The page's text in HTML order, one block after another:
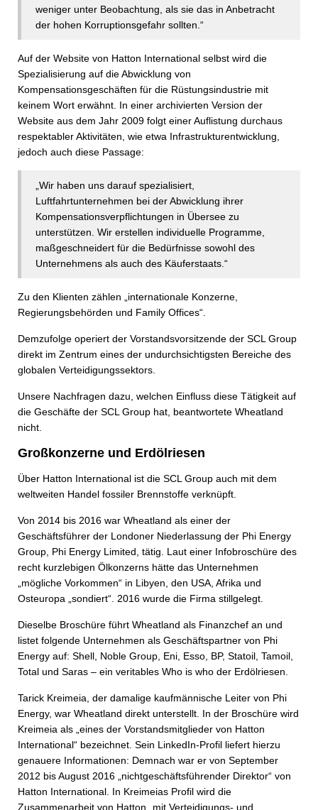
weniger unter Beobachtung, als sie das in Anbetracht
der hohen Korruptionsgefahr sollten.“
Auf der Website von Hatton International selbst wird die
Spezialisierung auf die Abwicklung von
Kompensationsgeschäften für die Rüstungsindustrie mit
keinem Wort erwähnt. In einer archivierten Version der
Website aus dem Jahr 2009 folgt einer Auflistung durchaus
respektabler Aktivitäten, wie etwa Infrastrukturentwicklung,
jedoch auch diese Passage:
„Wir haben uns darauf spezialisiert,
Luftfahrtunternehmen bei der Abwicklung ihrer
Kompensationsverpflichtungen in Übersee zu
unterstützen. Wir erstellen individuelle Programme,
maßgeschneidert für die Bedürfnisse sowohl des
Unternehmens als auch des Käuferstaats.“
Zu den Klienten zählen „internationale Konzerne,
Regierungsbehörden und Family Offices“.
Demzufolge operiert der Vorstandsvorsitzende der SCL Group
direkt im Zentrum eines der undurchsichtigsten Bereiche des
globalen Verteidigungssektors.
Unsere Nachfragen dazu, welchen Einfluss diese Tätigkeit auf
die Geschäfte der SCL Group hat, beantwortete Wheatland
nicht.
Großkonzerne und Erdölriesen
Über Hatton International ist die SCL Group auch mit dem
weltweiten Handel fossiler Brennstoffe verknüpft.
Von 2014 bis 2016 war Wheatland als einer der
Geschäftsführer der Londoner Niederlassung der Phi Energy
Group, Phi Energy Limited, tätig. Laut einer Infobroschüre des
recht kurzlebigen Ölkonzerns hätte das Unternehmen
„mögliche Vorkommen“ in Libyen, den USA, Afrika und
Osteuropa „sondiert“. 2016 wurde die Firma stillgelegt.
Dieselbe Broschüre führt Wheatland als Finanzchef an und
listet folgende Unternehmen als Geschäftspartner von Phi
Energy auf: Shell, Noble Group, Eni, Esso, BP, Statoil, Tamoil,
Total und Saras – ein veritables Who is who der Erdölriesen.
Tarick Kreimeia, der damalige kaufmännische Leiter von Phi
Energy, war Wheatland direkt unterstellt. In der Broschüre wird
Kreimeia als „eines der Vorstandsmitglieder von Hatton
International“ bezeichnet. Sein LinkedIn-Profil liefert hierzu
genauere Informationen: Demnach war er von September
2012 bis August 2016 „nichtgeschäftsführender Direktor“ von
Hatton International. In Kreimeias Profil wird die
Zusammenarbeit von Hatton „mit Verteidigungs- und